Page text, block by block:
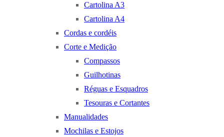
Cartolina A3
Cartolina A4
Cordas e cordéis
Corte e Medição
Compassos
Guilhotinas
Réguas e Esquadros
Tesouras e Cortantes
Manualidades
Mochilas e Estojos